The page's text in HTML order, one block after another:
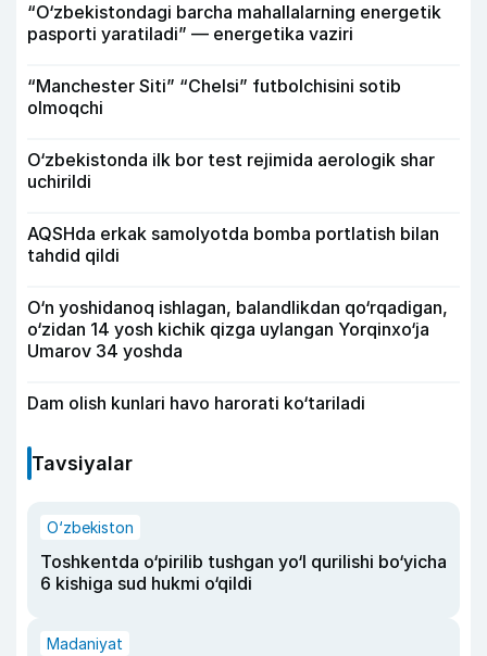
“O‘zbekistondagi barcha mahallalarning energetik
pasporti yaratiladi” — energetika vaziri
“Manchester Siti” “Chelsi” futbolchisini sotib
olmoqchi
O‘zbekistonda ilk bor test rejimida aerologik shar
uchirildi
AQSHda erkak samolyotda bomba portlatish bilan
tahdid qildi
O‘n yoshidanoq ishlagan, balandlikdan qo‘rqadigan,
o‘zidan 14 yosh kichik qizga uylangan Yorqinxo‘ja
Umarov 34 yoshda
Dam olish kunlari havo harorati ko‘tariladi
Tavsiyalar
O‘zbekiston
Toshkentda o‘pirilib tushgan yo‘l qurilishi bo‘yicha
6 kishiga sud hukmi o‘qildi
Madaniyat